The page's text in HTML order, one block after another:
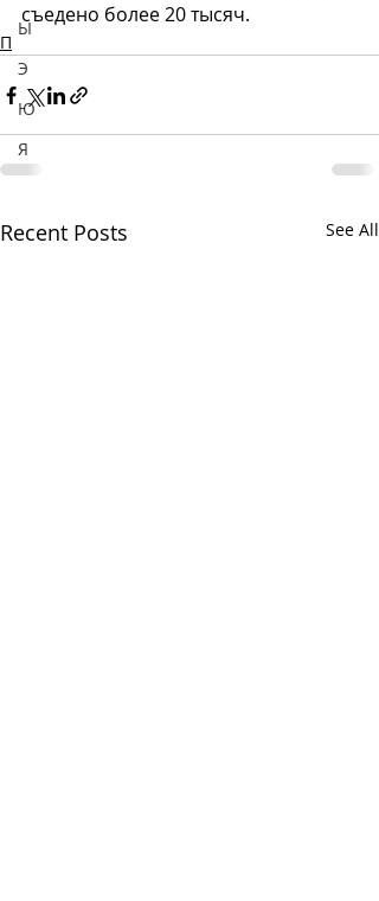
Ы
Э
Ю
Я
съедено более 20 тысяч.
П
Recent Posts See All